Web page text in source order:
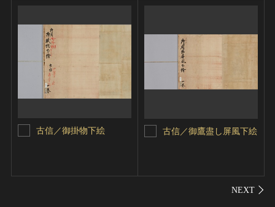
古信／御掛物下絵 古信／御鷹盡し屏風下絵
シェ